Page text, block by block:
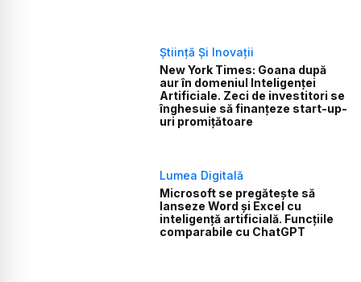
Știință Și Inovații
New York Times: Goana după
aur în domeniul Inteligenței
Artificiale. Zeci de investitori se
înghesuie să finanțeze start-up-
uri promițătoare
Lumea Digitală
Microsoft se pregătește să
lanseze Word și Excel cu
inteligență artificială. Funcțiile
comparabile cu ChatGPT